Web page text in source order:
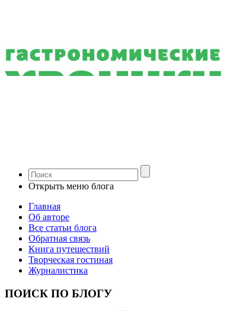
Открыть меню блога
Главная
Об авторе
Все статьи блога
Обратная связь
Книга путешествий
Творческая гостиная
Журналистика
ПОИСК ПО БЛОГУ